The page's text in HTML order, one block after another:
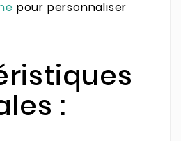
pour personnaliser
: